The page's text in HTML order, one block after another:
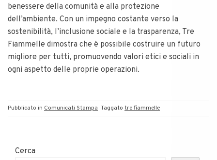
benessere della comunità e alla protezione
dell’ambiente. Con un impegno costante verso la
sostenibilità, l’inclusione sociale e la trasparenza, Tre
Fiammelle dimostra che è possibile costruire un futuro
migliore per tutti, promuovendo valori etici e sociali in
ogni aspetto delle proprie operazioni.
Pubblicato in Comunicati Stampa Taggato tre fiammelle
Cerca